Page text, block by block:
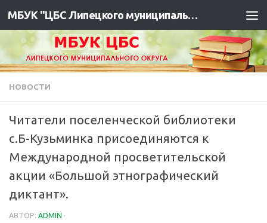
МБУК "ЦБС Липецкого муниципального района"
НОВОСТИ
Читатели поселенческой библиотеки
с.Б-Кузьминка присоединяются к
Международной просветительской
акции «Большой этнографический
диктант».
АВТОР: ADMIN ·